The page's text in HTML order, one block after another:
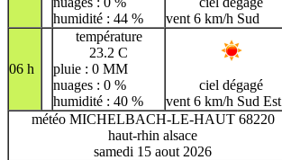
humidité : 44 %
vent 6 km/h Sud
06 h
température
23.2 C
pluie : 0 MM
nuages : 0 %
humidité : 40 %
ciel dégagé
vent 6 km/h Sud Est
météo MICHELBACH-LE-HAUT 68220
haut-rhin alsace
samedi 15 aout 2026